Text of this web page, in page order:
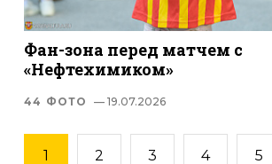
Фан-зона перед матчем с
«Нефтехимиком»
44 ФОТО — 19.07.2026
1 2 3 4 5